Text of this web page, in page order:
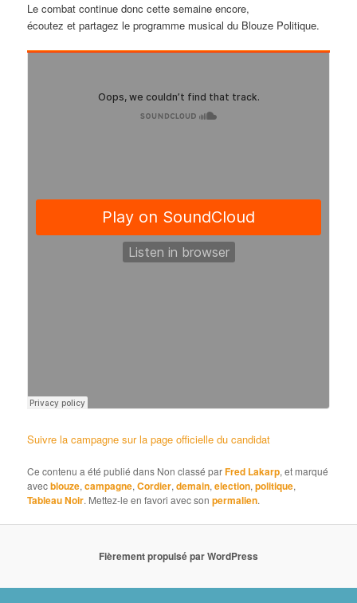
Le combat continue donc cette semaine encore,
écoutez et partagez le programme musical du Blouze Politique.
Suivre la campagne sur la page officielle du candidat
Ce contenu a été publié dans Non classé parFred Lakarp, et marqué
avecblouze,campagne,Cordier,demain,election,politique,
Tableau Noir. Mettez-le en favori avec sonpermalien.
Fièrement propulsé par WordPress